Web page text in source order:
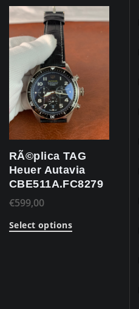
RÃ©plica TAG
Heuer Autavia
CBE511A.FC8279
€599,00
Select options